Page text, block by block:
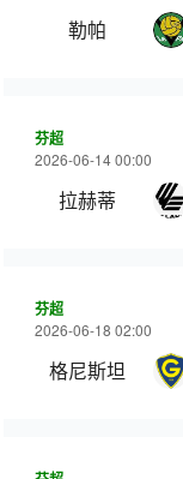
勒帕
芬超
2026-06-14 00:00
拉赫蒂
芬超
2026-06-18 02:00
格尼斯坦